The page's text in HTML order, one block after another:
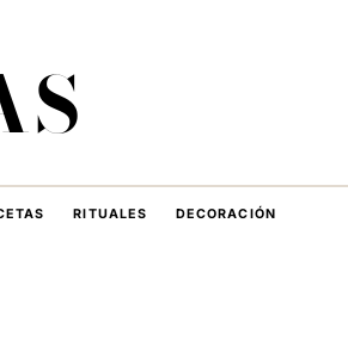
RITUALES DECORACIÓN